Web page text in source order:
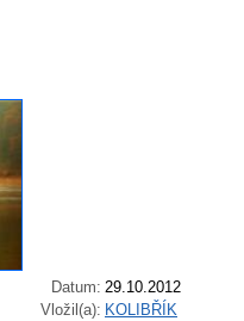
Datum: 29.10.2012
Vložil(a): KOLIBŘÍK